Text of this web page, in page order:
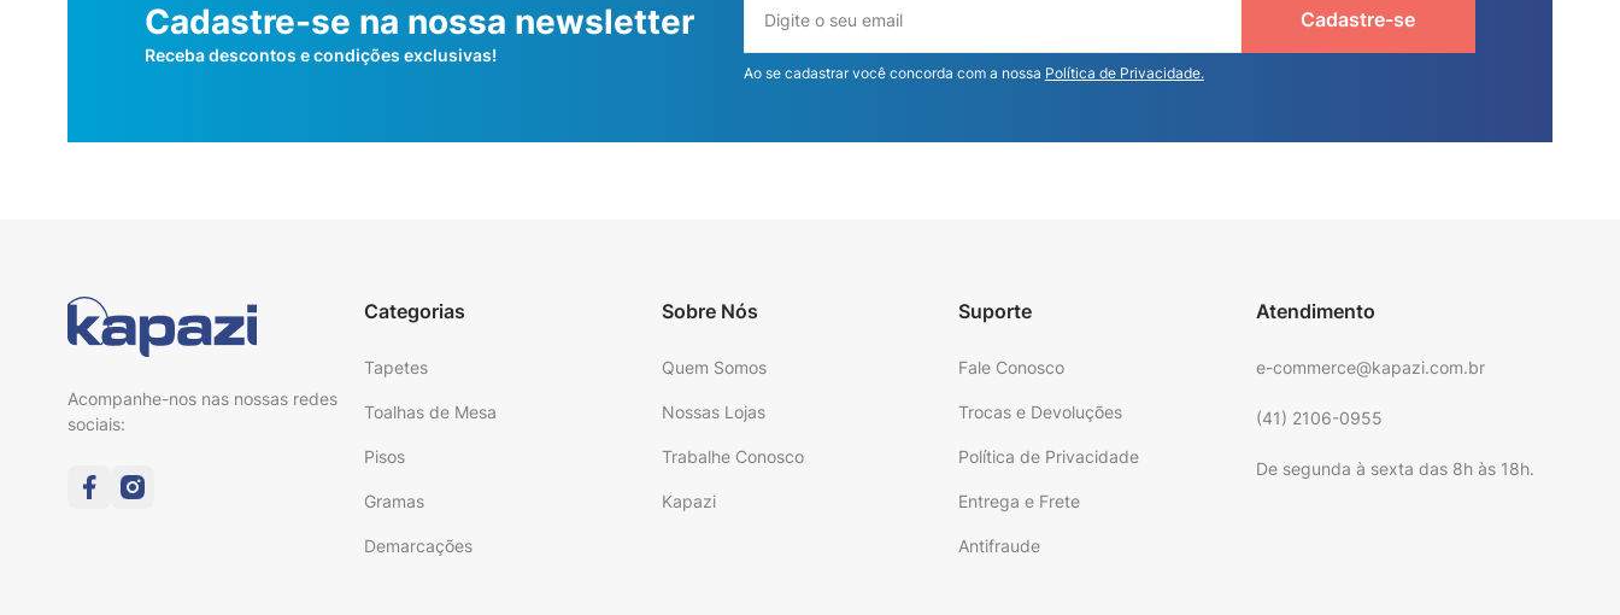
Cadastre-se na nossa newsletter
Receba descontos e condições exclusivas!
Cadastre-se
Ao se cadastrar você concorda com a nossa Política de Privacidade.
Acompanhe-nos nas nossas redes
sociais:
Categorias
Tapetes
Toalhas de Mesa
Pisos
Gramas
Demarcações
Sobre Nós
Quem Somos
Nossas Lojas
Trabalhe Conosco
Kapazi
Suporte
Fale Conosco
Trocas e Devoluções
Política de Privacidade
Entrega e Frete
Antifraude
Atendimento
e-commerce@kapazi.com.br
(41) 2106-0955
De segunda à sexta das 8h às 18h.